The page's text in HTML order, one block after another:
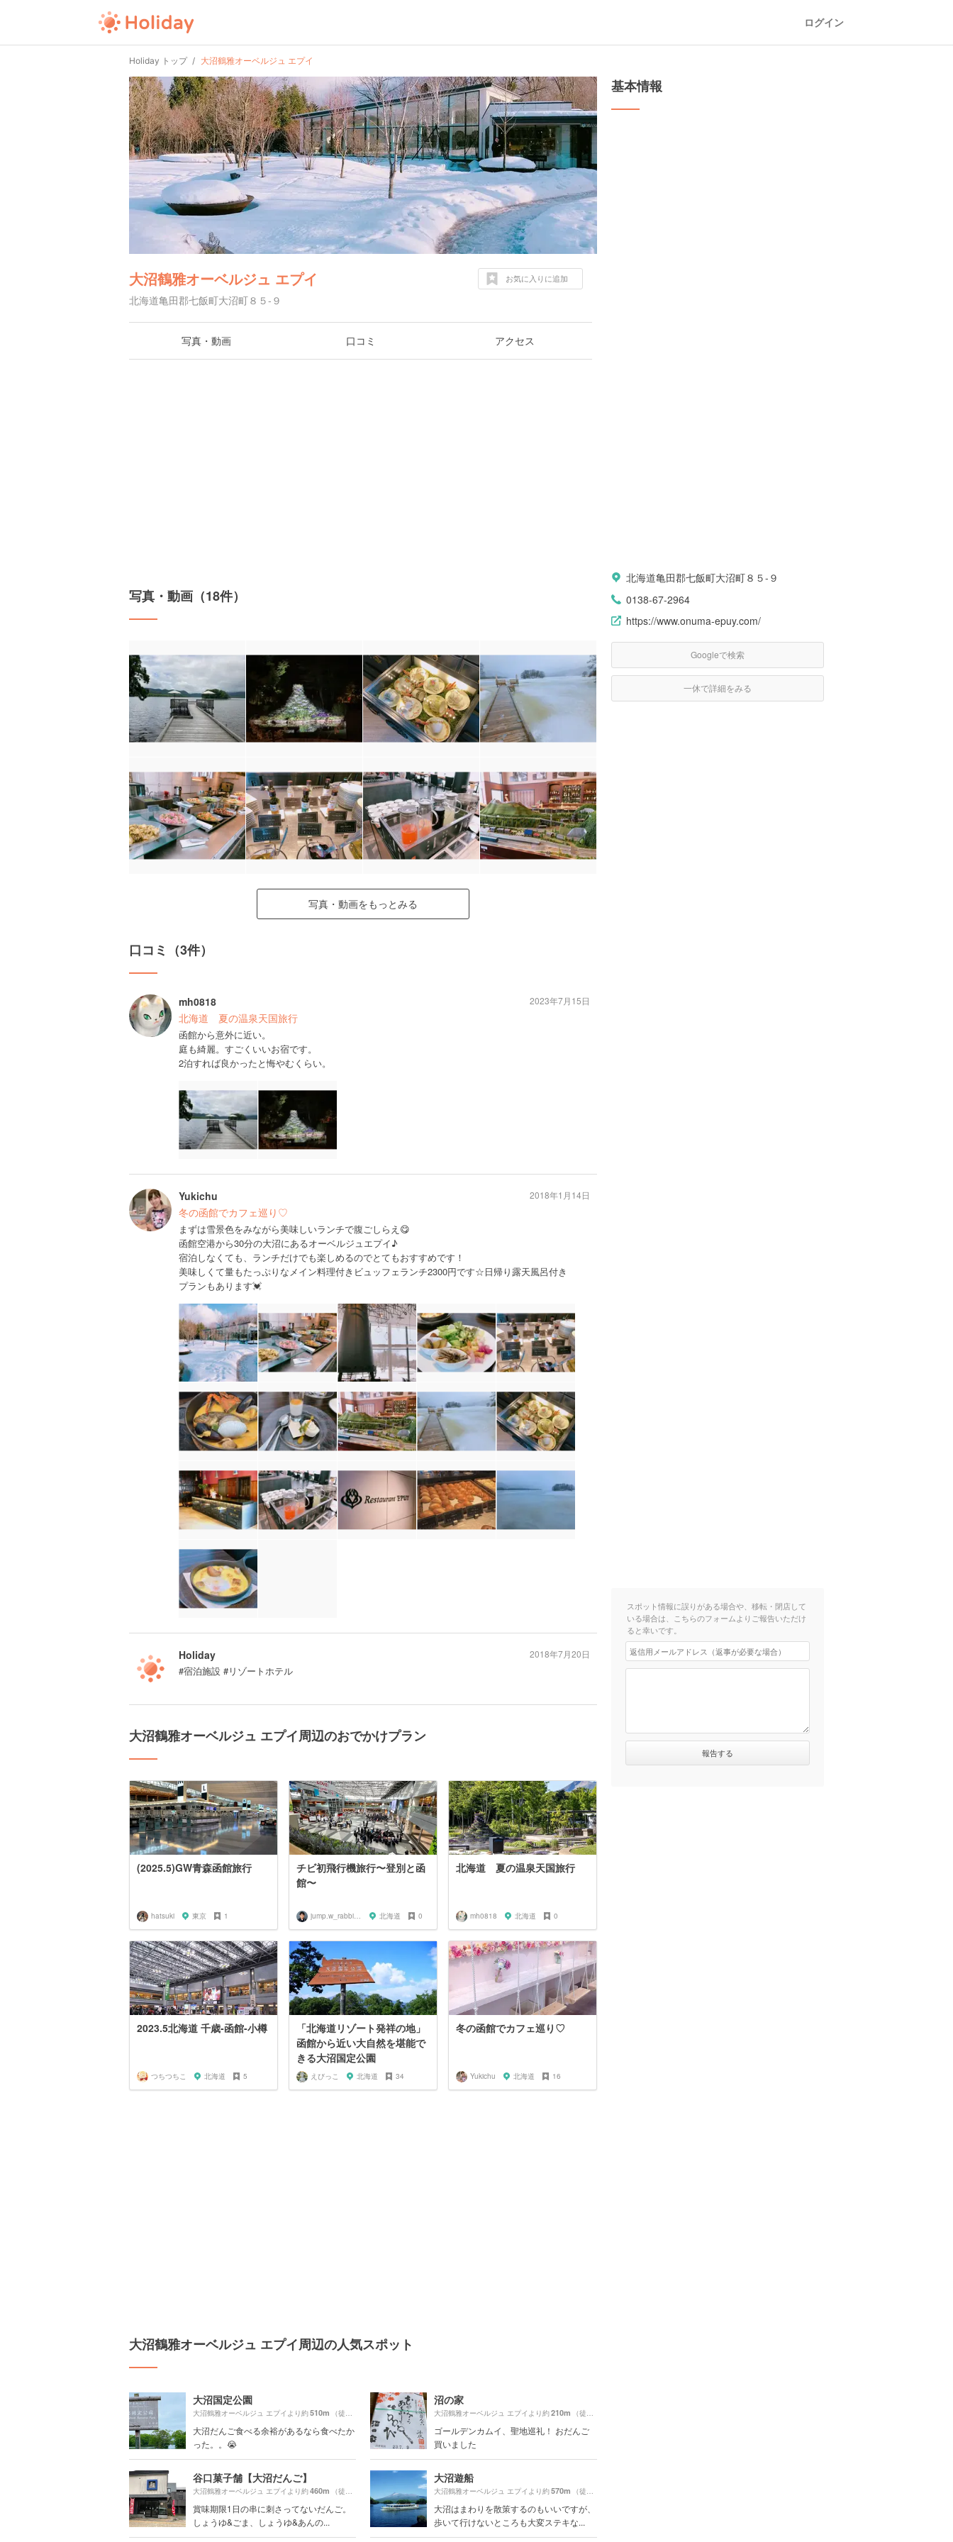
ログイン
Holiday トップ 大沼鶴雅オーベルジュ エプイ
大沼鶴雅オーベルジュ エプイ
北海道亀田郡七飯町大沼町８５-９
お気に入りに追加
写真・動画 口コミ アクセス
写真・動画（18件）
写真・動画をもっとみる
口コミ（3件）
mh0818
北海道 夏の温泉天国旅行
函館から意外に近い。
庭も綺麗。すごくいいお宿です。
2泊すれば良かったと悔やむくらい。
2023年7月15日
Yukichu
冬の函館でカフェ巡り♡
まずは雪景色をみながら美味しいランチで腹ごしらえ😋
函館空港から30分の大沼にあるオーベルジュエプイ♪
宿泊しなくても、ランチだけでも楽しめるのでとてもおすすめです！
美味しくて量もたっぷりなメイン料理付きビュッフェランチ2300円です☆日帰り露天風呂付き
プランもあります💓
2018年1月14日
Holiday
#宿泊施設 #リゾートホテル
2018年7月20日
大沼鶴雅オーベルジュ エプイ周辺のおでかけプラン
(2025.5)GW青森函館旅行
hatsuki 東京 1
チビ初飛行機旅行〜登別と函
館〜
jump.w_rabbitkun 北海道 0
北海道 夏の温泉天国旅行
mh0818 北海道 0
2023.5北海道 千歳-函館-小樽
つちつちこ 北海道 5
「北海道リゾート発祥の地」
函館から近い大自然を堪能で
きる大沼国定公園
えびっこ 北海道 34
冬の函館でカフェ巡り♡
Yukichu 北海道 16
大沼鶴雅オーベルジュ エプイ周辺の人気スポット
大沼国定公園
大沼鶴雅オーベルジュ エプイより約510m （徒歩9分）
大沼だんご食べる余裕があるなら食べたか
った。。😭
沼の家
大沼鶴雅オーベルジュ エプイより約210m （徒歩4分）
ゴールデンカムイ、聖地巡礼！ おだんご
買いました
谷口菓子舗【大沼だんご】
大沼鶴雅オーベルジュ エプイより約460m （徒歩8分）
賞味期限1日の串に刺さってないだんご。
しょうゆ&ごま、しょうゆ&あんの...
大沼遊船
大沼鶴雅オーベルジュ エプイより約570m （徒歩10分）
大沼はまわりを散策するのもいいですが、
歩いて行けないところも大変ステキな...
基本情報
北海道亀田郡七飯町大沼町８５-９
0138-67-2964
https://www.onuma-epuy.com/
Googleで検索
一休で詳細をみる
スポット情報に誤りがある場合や、移転・閉店して
いる場合は、こちらのフォームよりご報告いただけ
ると幸いです。